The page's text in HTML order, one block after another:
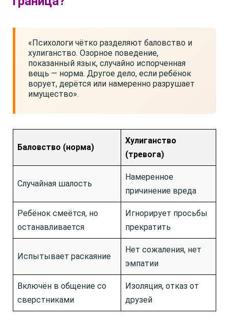
«Психологи чётко разделяют баловство и
хулиганство. Озорное поведение,
показанный язык, случайно испорченная
вещь — норма. Другое дело, если ребёнок
ворует, дерётся или намеренно разрушает
имущество».
Баловство (норма)
Хулиганство
(тревога)
Случайная шалость
Намеренное
причинение вреда
Ребёнок смеётся, но
останавливается
Игнорирует просьбы
прекратить
Испытывает раскаяние
Нет сожаления, нет
эмпатии
Включён в общение со
сверстниками
Изоляция, отказ от
друзей